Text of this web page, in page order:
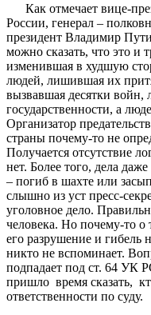
Как отмечает вице-
России, генерал –
президент Владимир
можно сказать, что это и
изменившая в худшую
людей, лишившая их
вызвавшая десятки
государственности, а
Организатор
страны почему-то не
Получается отсутствие
нет. Более того, дела
– погиб в шахте или
слышно из уст пресс-
уголовное дело.
человека. Но почему-то о
его разрушение и гибель
никто не вспоминает.
подпадает под ст. 64 УК
пришло время сказать,
ответственности по суду.